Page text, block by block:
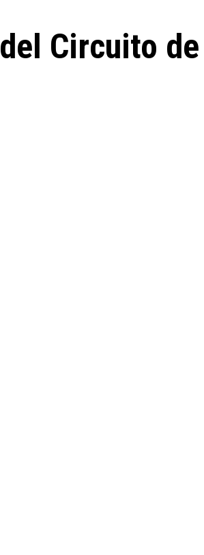
Circuito de